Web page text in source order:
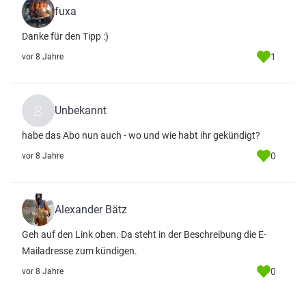
fuxa
Danke für den Tipp :)
vor 8 Jahre 1
Unbekannt
habe das Abo nun auch - wo und wie habt ihr gekündigt?
vor 8 Jahre 0
Alexander Bätz
Geh auf den Link oben. Da steht in der Beschreibung die E-
Mailadresse zum kündigen.
vor 8 Jahre 0